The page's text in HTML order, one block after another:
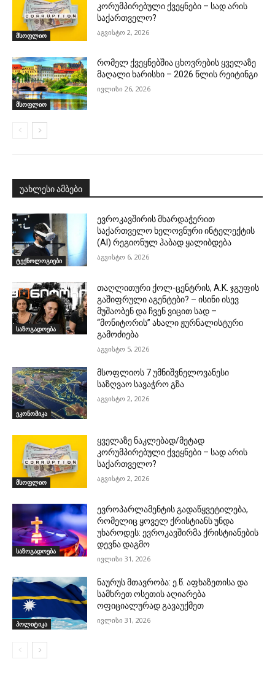
მსოფლიო
კორუმპირებული ქვეყნები – სად არის
საქართველო?
აგვისტო 2, 2026
მსოფლიო
რომელ ქვეყნებშია ცხოვრების ყველაზე
მაღალი ხარისხი – 2026 წლის რეიტინგი
ივლისი 26, 2026
უახლესი ამბები
ტექნოლოგიები
ევროკავშირის მხარდაჭერით
საქართველო ხელოვნური ინტელექტის
(AI) რეგიონულ ჰაბად ყალიბდება
აგვისტო 6, 2026
საზოგადოება
თაღლითური ქოლ-ცენტრის, A.K. ჯგუფის
გაშიფრული აგენტები? – ისინი ისევ
მუშაობენ და ჩვენ ვიცით სად –
“მონიტორის” ახალი ჟურნალისტური
გამოძიება
აგვისტო 5, 2026
ეკონომიკა
მსოფლიოს 7 უმნიშვნელოვანესი
საზღვაო სავაჭრო გზა
აგვისტო 2, 2026
მსოფლიო
ყველაზე ნაკლებად/მეტად
კორუმპირებული ქვეყნები – სად არის
საქართველო?
აგვისტო 2, 2026
საზოგადოება
ევროპარლამენტის გადაწყვეტილება,
რომელიც ყოველ ქრისტიანს უნდა
უხაროდეს: ევროკავშირმა ქრისტიანების
დევნა დაგმო
ივლისი 31, 2026
პოლიტიკა
ნაურუს მთავრობა: ე.წ. აფხაზეთისა და
სამხრეთ ოსეთის აღიარება
ოფიციალურად გავაუქმეთ
ივლისი 31, 2026